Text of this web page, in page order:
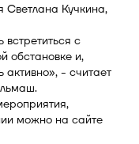
Светлана Кучкина,
с
обстановке и,
активно», - считает
можно на сайте